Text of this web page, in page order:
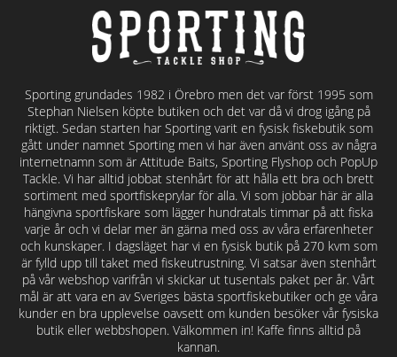
Sporting grundades 1982 i Örebro men det var först 1995 som
Stephan Nielsen köpte butiken och det var då vi drog igång på
riktigt. Sedan starten har Sporting varit en fysisk fiskebutik som
gått under namnet Sporting men vi har även använt oss av några
internetnamn som är Attitude Baits, Sporting Flyshop och PopUp
Tackle. Vi har alltid jobbat stenhårt för att hålla ett bra och brett
sortiment med sportfiskeprylar för alla. Vi som jobbar här är alla
hängivna sportfiskare som lägger hundratals timmar på att fiska
varje år och vi delar mer än gärna med oss av våra erfarenheter
och kunskaper. I dagsläget har vi en fysisk butik på 270 kvm som
är fylld upp till taket med fiskeutrustning. Vi satsar även stenhårt
på vår webshop varifrån vi skickar ut tusentals paket per år. Vårt
mål är att vara en av Sveriges bästa sportfiskebutiker och ge våra
kunder en bra upplevelse oavsett om kunden besöker vår fysiska
butik eller webbshopen. Välkommen in! Kaffe finns alltid på
kannan.